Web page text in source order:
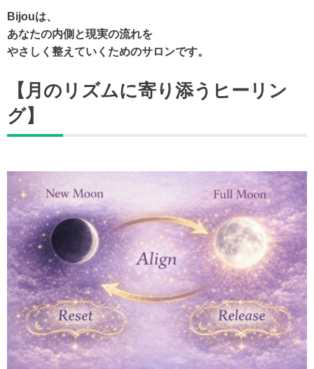
Bijouは、
あなたの内側と現実の流れを
やさしく整えていくためのサロンです。
【月のリズムに寄り添うヒーリン
グ】